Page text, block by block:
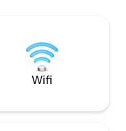
elegans. Utforska
Angeles
kaliforniska
Wifi